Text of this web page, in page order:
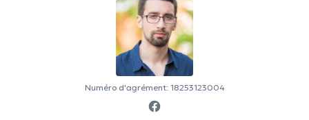
Numéro d'agrément: 18253123004